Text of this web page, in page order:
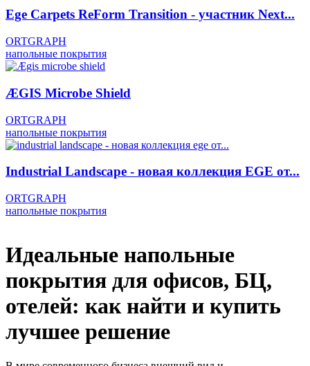
Ege Carpets ReForm Transition - участник Next...
ORTGRAPH
напольные покрытия
ÆGIS Microbe Shield
ORTGRAPH
напольные покрытия
Industrial Landscape - новая коллекция EGE от...
ORTGRAPH
напольные покрытия
Идеальные напольные
покрытия для офисов, БЦ,
отелей: как найти и купить
лучшее решение